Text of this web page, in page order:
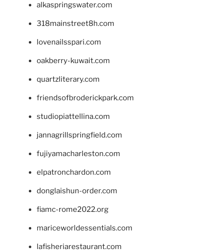
alkaspringswater.com
318mainstreet8h.com
lovenailsspari.com
oakberry-kuwait.com
quartzliterary.com
friendsofbroderickpark.com
studiopiattellina.com
jannagrillspringfield.com
fujiyamacharleston.com
elpatronchardon.com
donglaishun-order.com
fiamc-rome2022.org
mariceworldessentials.com
lafisheriarestaurant.com